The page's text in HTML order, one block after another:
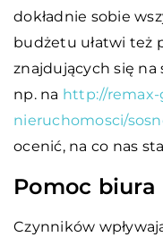
dokładnie sobie
budżetu ułatwi też
znajdujących się
np. na http://
nieruchomosci/
ocenić, na co nas
Pomoc
Czynników